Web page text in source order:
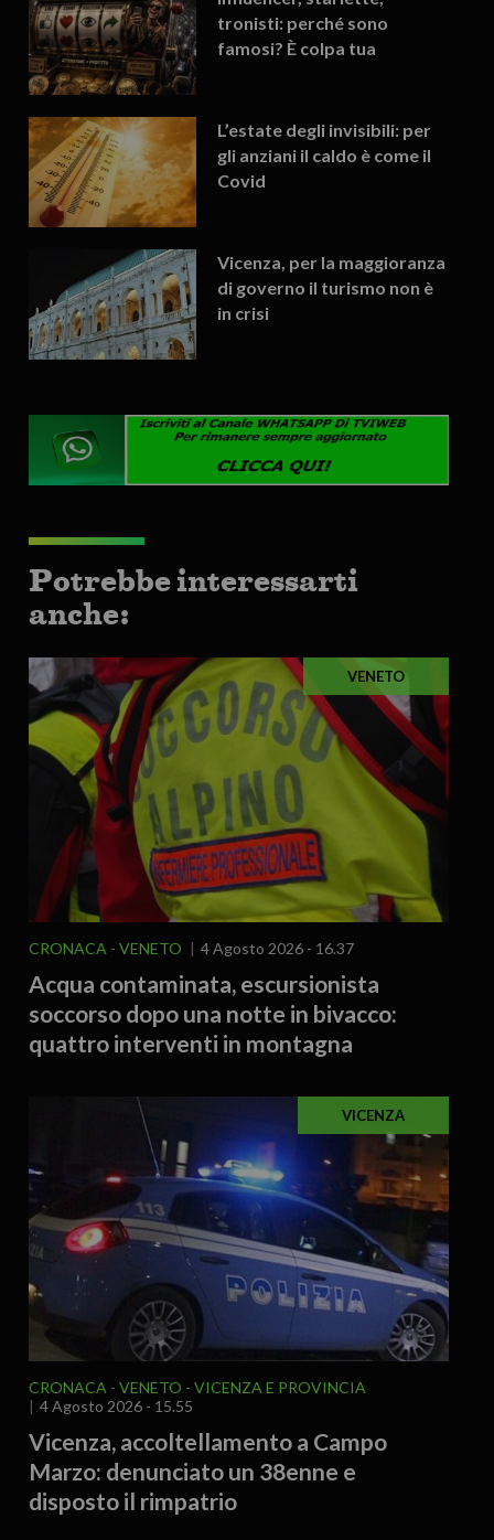
tronisti: perché sono
famosi? È colpa tua
L’estate degli invisibili: per
gli anziani il caldo è come il
Covid
Vicenza, per la maggioranza
di governo il turismo non è
in crisi
Potrebbe interessarti
anche:
VENETO
CRONACA VENETO 4 Agosto 2026 - 16.37
Acqua contaminata, escursionista
soccorso dopo una notte in bivacco:
quattro interventi in montagna
VICENZA
CRONACA VENETO
VICENZA E PROVINCIA
4 Agosto 2026 - 15.55
Vicenza, accoltellamento a Campo
Marzo: denunciato un 38enne e
disposto il rimpatrio